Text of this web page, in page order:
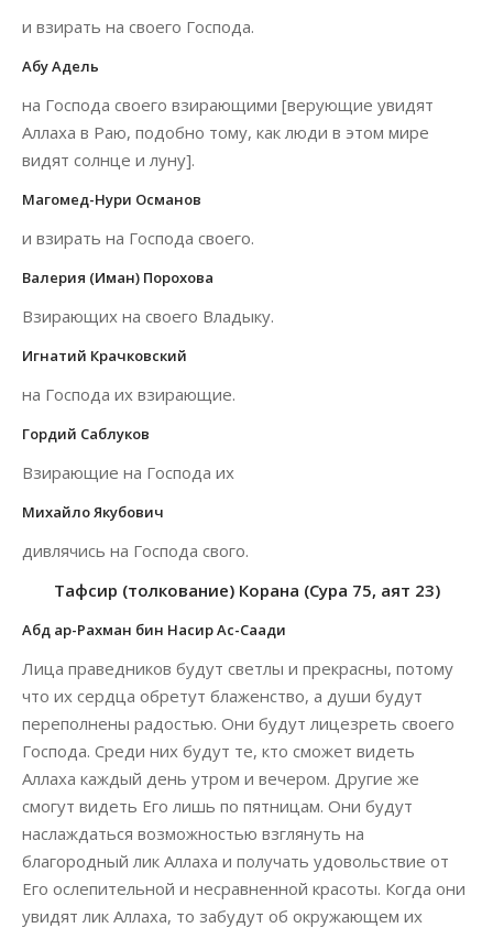
и взирать на своего Господа.
Абу Адель
на Господа своего взирающими [верующие увидят
Аллаха в Раю, подобно тому, как люди в этом мире
видят солнце и луну].
Магомед-Нури Османов
и взирать на Господа своего.
Валерия (Иман) Порохова
Взирающих на своего Владыку.
Игнатий Крачковский
на Господа их взирающие.
Гордий Саблуков
Взирающие на Господа их
Михайло Якубович
дивлячись на Господа свого.
Тафсир (толкование) Корана (Сура 75, аят 23)
Абд ар-Рахман бин Насир Ас-Саади
Лица праведников будут светлы и прекрасны, потому
что их сердца обретут блаженство, а души будут
переполнены радостью. Они будут лицезреть своего
Господа. Среди них будут те, кто сможет видеть
Аллаха каждый день утром и вечером. Другие же
смогут видеть Его лишь по пятницам. Они будут
наслаждаться возможностью взглянуть на
благородный лик Аллаха и получать удовольствие от
Его ослепительной и несравненной красоты. Когда они
увидят лик Аллаха, то забудут об окружающем их